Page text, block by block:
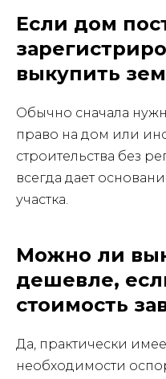
Если дом
выкупить
Обычно сначала
право на дом или
строительства без
всегда дает
участка.
Можно ли
дешевле,
стоимость
Да, практически
необходимости